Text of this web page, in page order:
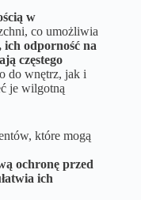
w
co umożliwia
odporność na
częstego
do wnętrz, jak i
je wilgotną
które mogą
ochronę przed
ich